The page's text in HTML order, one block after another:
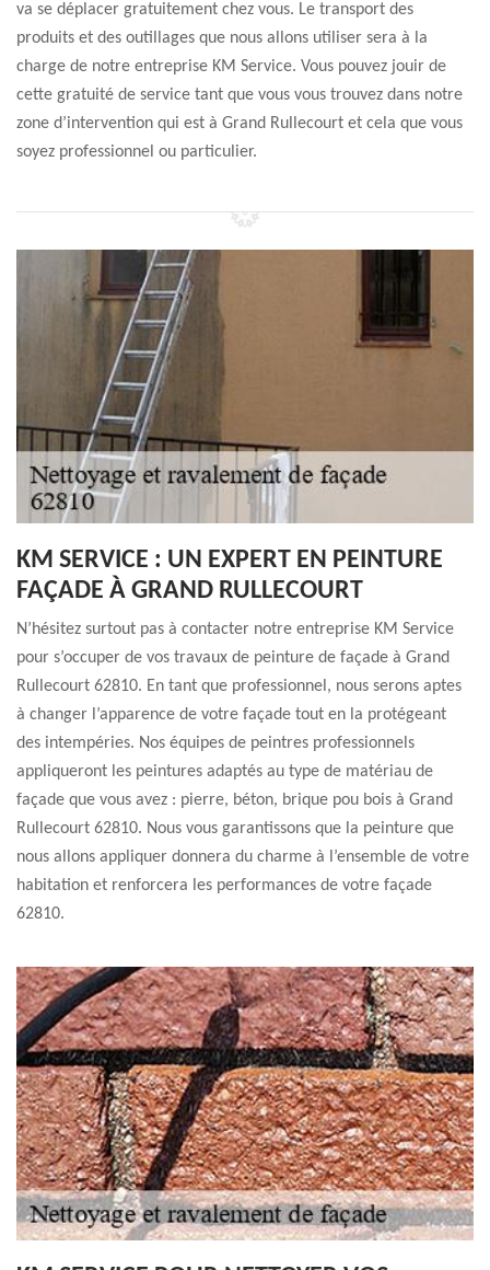
va se déplacer gratuitement chez vous. Le transport des
produits et des outillages que nous allons utiliser sera à la
charge de notre entreprise KM Service. Vous pouvez jouir de
cette gratuité de service tant que vous vous trouvez dans notre
zone d’intervention qui est à Grand Rullecourt et cela que vous
soyez professionnel ou particulier.
KM SERVICE : UN EXPERT EN PEINTURE
FAÇADE À GRAND RULLECOURT
N’hésitez surtout pas à contacter notre entreprise KM Service
pour s’occuper de vos travaux de peinture de façade à Grand
Rullecourt 62810. En tant que professionnel, nous serons aptes
à changer l’apparence de votre façade tout en la protégeant
des intempéries. Nos équipes de peintres professionnels
appliqueront les peintures adaptés au type de matériau de
façade que vous avez : pierre, béton, brique pou bois à Grand
Rullecourt 62810. Nous vous garantissons que la peinture que
nous allons appliquer donnera du charme à l’ensemble de votre
habitation et renforcera les performances de votre façade
62810.